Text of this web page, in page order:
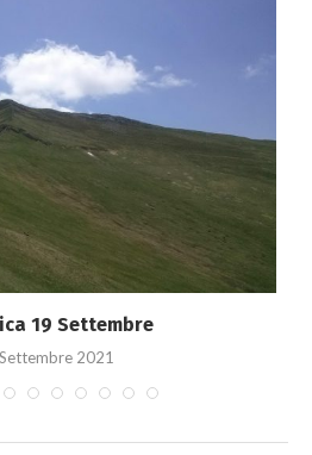
19 Settembre
2021